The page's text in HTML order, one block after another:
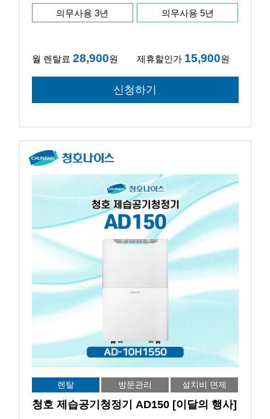
의무사용 3년 의무사용 5년
월 렌탈료 28,900원 제휴할인가 15,900원
렌탈 방문관리 설치비 면제
청호 제습공기청정기 AD150 [이달의 행사]